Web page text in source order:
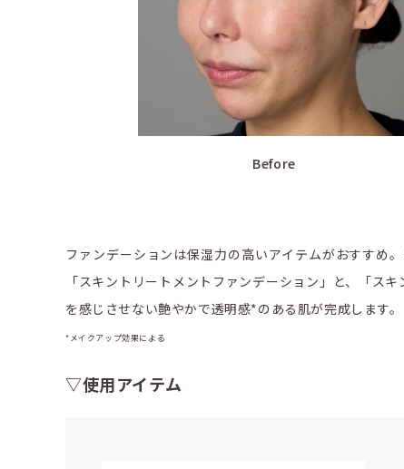
Before
ファンデーションは保湿力の高いアイテムがおすすめ
「スキントリートメントファンデーション」と、「ス
を感じさせない艶やかで透明感*のある肌が完成します。
*メイクアップ効果による
▽使用アイテム